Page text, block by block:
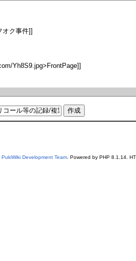
PukiWiki Development Team. Powered by PHP 8.1.14.